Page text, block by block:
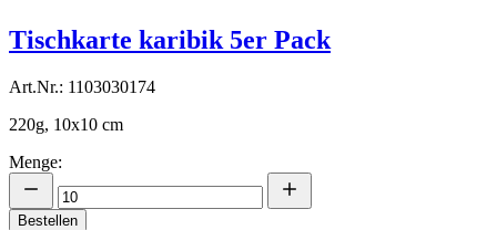
Tischkarte karibik 5er Pack
Art.Nr.: 1103030174
220g, 10x10 cm
Menge:
Bestellen